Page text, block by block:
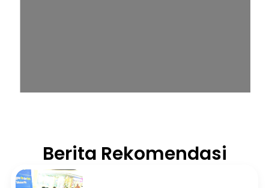
Berita Rekomendasi